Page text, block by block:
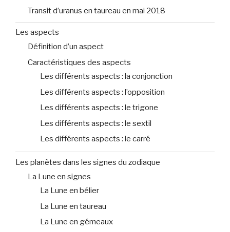
Transit d’uranus en taureau en mai 2018
Les aspects
Définition d’un aspect
Caractéristiques des aspects
Les différents aspects : la conjonction
Les différents aspects : l’opposition
Les différents aspects : le trigone
Les différents aspects : le sextil
Les différents aspects : le carré
Les planètes dans les signes du zodiaque
La Lune en signes
La Lune en bélier
La Lune en taureau
La Lune en gémeaux